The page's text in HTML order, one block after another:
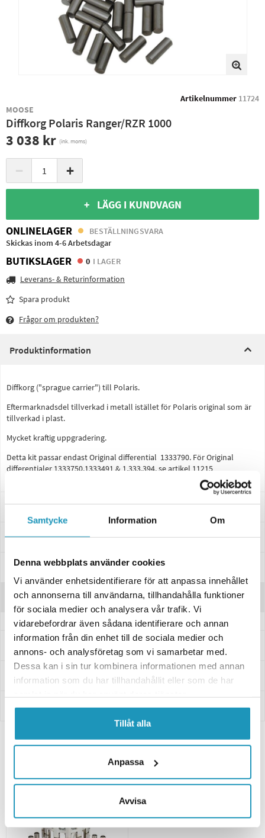
Samtycke Information Om
Denna webbplats använder cookies
Vi använder enhetsidentifierare för att anpassa innehållet
och annonserna till användarna, tillhandahålla funktioner
för sociala medier och analysera vår trafik. Vi
vidarebefordrar även sådana identifierare och annan
information från din enhet till de sociala medier och
annons- och analysföretag som vi samarbetar med.
Dessa kan i sin tur kombinera informationen med annan
information som du har tillhandahållit eller som de har
Tillåt alla
Anpassa
Avvisa
Artikelnummer 11724
MOOSE
Diffkorg Polaris Ranger/RZR 1000
3 038 kr (ink. moms)
− +
+ LÄGG I KUNDVAGN
ONLINELAGER
BESTÄLLNINGSVARA
Skickas inom 4-6 Arbetsdagar
BUTIKSLAGER 0 I LAGER
Leverans- & Returinformation
Spara produkt
Frågor om produkten?
Produktinformation
Diffkorg ("sprague carrier") till Polaris.
Eftermarknadsdel tillverkad i metall istället för Polaris original som är
tillverkad i plast.
Mycket kraftig uppgradering.
Detta kit passar endast Original differential 1333790. För Original
differentialer 1333750,1333491 & 1.333.394, se artikel 11215
Passar dessa modeller
Specifikationer
Manualer & Guider
Recensioner
Frågor och svar
Leverans- & Returinformation
Betalning